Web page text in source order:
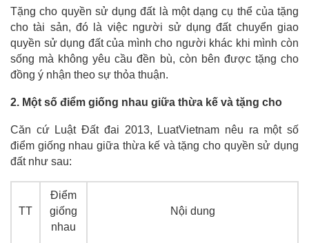
Tặng cho quyền sử dụng đất là một dạng cụ thể của tặng
cho tài sản, đó là việc người sử dụng đất chuyển giao
quyền sử dụng đất của mình cho người khác khi mình còn
sống mà không yêu cầu đền bù, còn bên được tặng cho
đồng ý nhận theo sự thỏa thuận.
2. Một số điểm giống nhau giữa thừa kế và tặng cho
Căn cứ Luật Đất đai 2013, LuatVietnam nêu ra một số
điểm giống nhau giữa thừa kế và tặng cho quyền sử dụng
đất như sau:
TT
Điểm
giống
nhau
Nội dung